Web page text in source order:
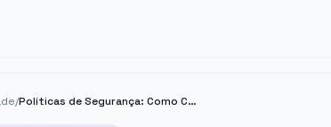
/ Políticas de Segurança: Como Criar e Implementar em sua Empresa